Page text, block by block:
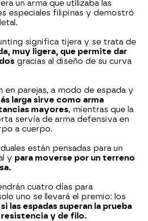
un arma que utilizaba las
especiales filipinas y demostró
significa tijera y se trata de
muy ligera, que permite dar
gracias al diseño de su curva
en parejas, a modo de espada y
larga sirve como arma
mayores, mientras que la
servía de arma defensiva en
a cuerpo.
están pensadas para un
y para moverse por un terreno
cuatro días para
uno se llevará el premio: los
las espadas superan la prueba
y de filo.